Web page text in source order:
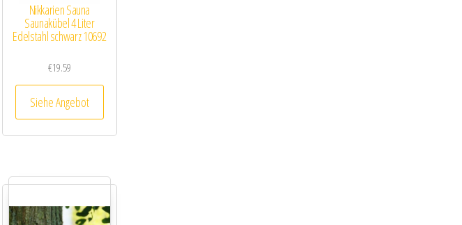
Nikkarien Sauna
Saunakübel 4 Liter
Edelstahl schwarz 10692
€19.59
Siehe Angebot